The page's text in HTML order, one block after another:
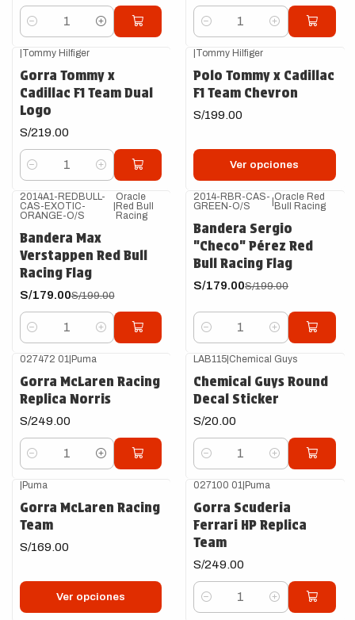
Cantidad Cantidad
Tommy Hilfiger
Gorra Tommy x
Cadillac F1 Team Dual
Logo
S/219.00
Cantidad
Tommy Hilfiger
Polo Tommy x Cadillac
F1 Team Chevron
S/199.00
Ver opciones
-10%OFF
2014A1-REDBULL-
CAS-EXOTIC-
ORANGE-O/S
Oracle
Red Bull
Racing
Bandera Max
Verstappen Red Bull
Racing Flag
S/179.00S/199.00
Cantidad
-10%OFF
2014-RBR-CAS-
GREEN-O/S
Oracle Red
Bull Racing
Bandera Sergio
"Checo" Pérez Red
Bull Racing Flag
S/179.00S/199.00
Cantidad
027472 01| Puma
Gorra McLaren Racing
Replica Norris
S/249.00
Cantidad
LAB115 Chemical Guys
Chemical Guys Round
Decal Sticker
S/20.00
Cantidad
Puma
Gorra McLaren Racing
Team
S/169.00
Ver opciones
027100 01 Puma
Gorra Scuderia
Ferrari HP Replica
Team
S/249.00
Cantidad